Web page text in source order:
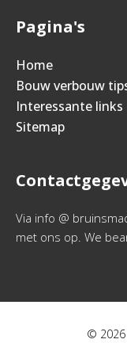
Pagina's
Home
Bouw verbouw
Interessante links
Sitemap
Via info @
met ons op. We
© 2026